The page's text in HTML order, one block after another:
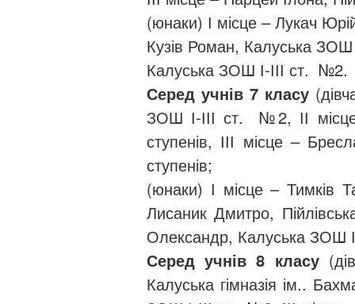
(юнаки) І місце – Лукач
Кузів Роман, Калуська ЗОШ
Калуська ЗОШ І-ІІІ ст. №2.
Серед учнів 7 класу
ЗОШ І-ІІІ ст. №2, ІІ
ступенів, ІІІ місце –
ступенів;
(юнаки) І місце – Тимків
Лисаник Дмитро,
Олександр, Калуська ЗОШ
Серед учнів 8 класу
Калуська гімназія ім..